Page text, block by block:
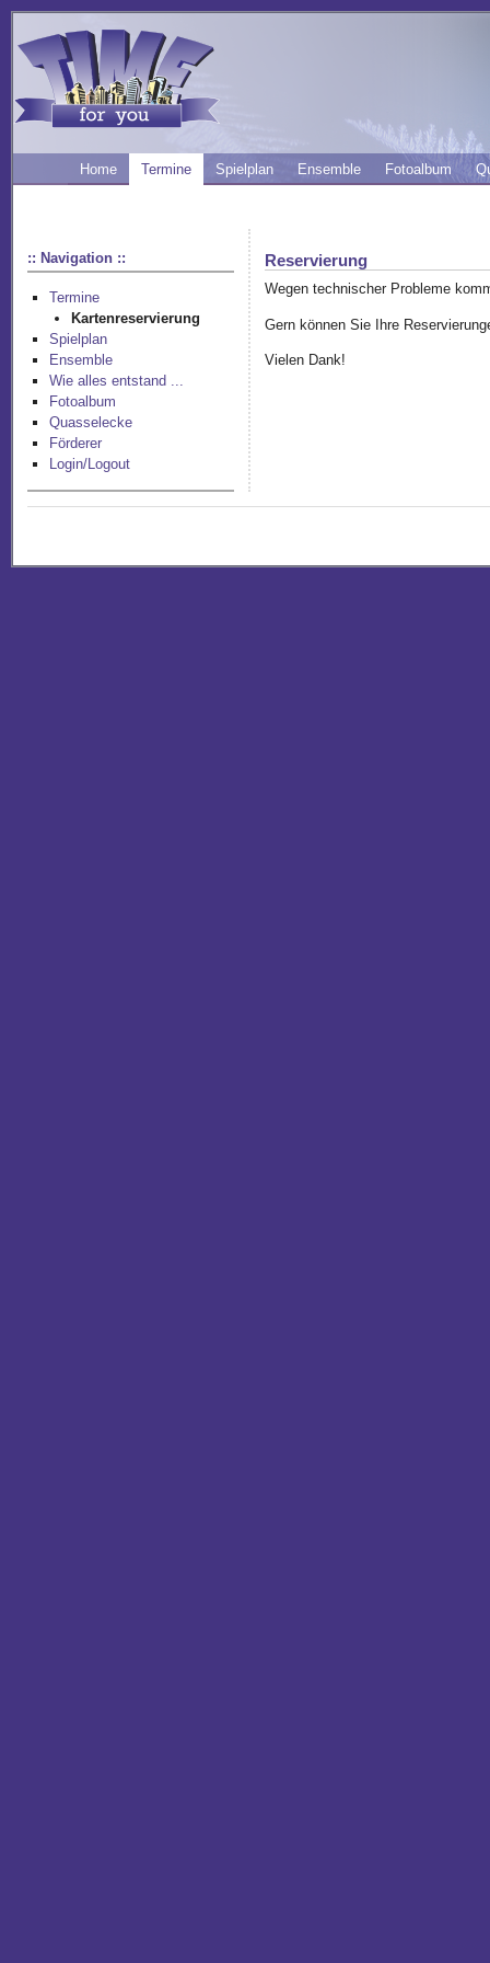
Home Termine Spielplan Ensemble Fotoalbum
:: Navigation ::
Termine
Kartenreservierung
Spielplan
Ensemble
Wie alles entstand ...
Fotoalbum
Quasselecke
Förderer
Login/Logout
Reservierung
Wegen technischer Probleme
Gern können Sie Ihre
Vielen Dank!